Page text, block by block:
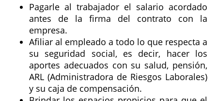
Pagarle al trabajador el salario acordado
antes de la firma del contrato con la
empresa.
Afiliar al empleado a todo lo que respecta a
su seguridad social, es decir, hacer los
aportes adecuados con su salud, pensión,
ARL (Administradora de Riesgos Laborales)
y su caja de compensación.